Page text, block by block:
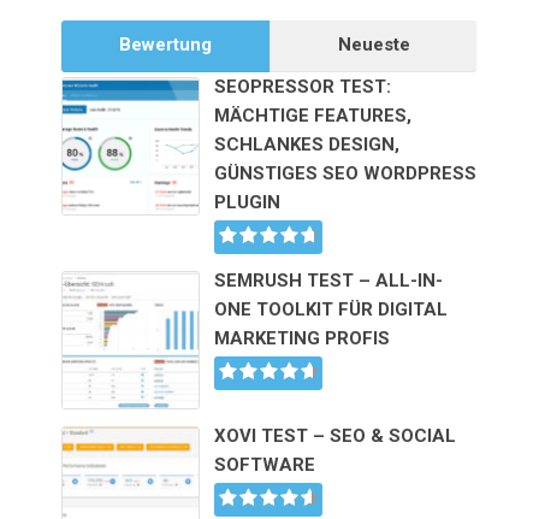
Bewertung
Neueste
SEOPRESSOR TEST:
MÄCHTIGE FEATURES,
SCHLANKES DESIGN,
GÜNSTIGES SEO WORDPRESS
PLUGIN
SEMRUSH TEST – ALL-IN-
ONE TOOLKIT FÜR DIGITAL
MARKETING PROFIS
XOVI TEST – SEO & SOCIAL
SOFTWARE